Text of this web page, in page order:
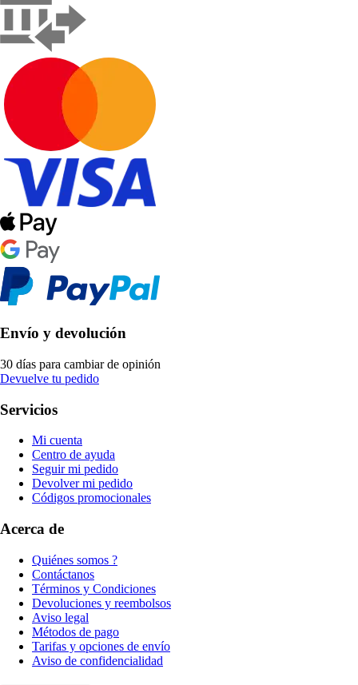
Envío y devolución
30 días para cambiar de opinión
Devuelve tu pedido
Servicios
Mi cuenta
Centro de ayuda
Seguir mi pedido
Devolver mi pedido
Códigos promocionales
Acerca de
Quiénes somos ?
Contáctanos
Términos y Condiciones
Devoluciones y reembolsos
Aviso legal
Métodos de pago
Tarifas y opciones de envío
Aviso de confidencialidad